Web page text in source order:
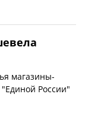
магазины-
России"